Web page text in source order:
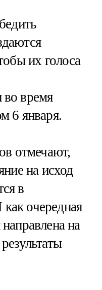
их голоса
во время
6 января.
отмечают,
на исход
в
очередная
на